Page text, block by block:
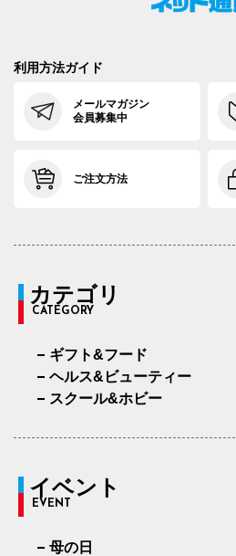
利用方法ガイド
メールマガジン
会員募集中
ご注文方法
カテゴリ
CATEGORY
ギフト&フード
ヘルス&ビューティー
スクール&ホビー
イベント
EVENT
母の日